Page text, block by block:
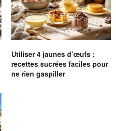
Utiliser 4 jaunes d’œufs :
recettes sucrées faciles pour
ne rien gaspiller